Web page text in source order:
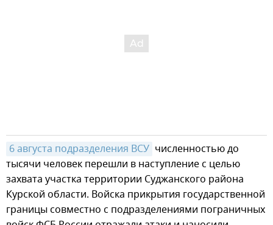
6 августа подразделения ВСУ численностью до
тысячи человек перешли в наступление с целью
захвата участка территории Суджанского района
Курской области. Войска прикрытия государственной
границы совместно с подразделениями пограничных